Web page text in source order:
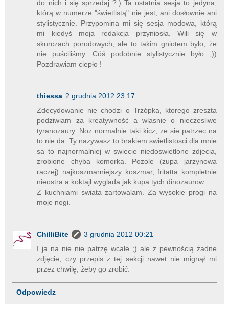
do nich i się sprzedaj ?:) Ta ostatnia sesja to jedyna,
którą w numerze "świetlistą" nie jest, ani dosłownie ani
stylistycznie. Przypomina mi się sesja modowa, którą
mi kiedyś moja redakcja przyniosła. Wili się w
skurczach porodowych, ale to takim gniotem było, że
nie puściliśmy. Cóś podobnie stylistycznie było ;))
Pozdrawiam ciepło !
thiessa 2 grudnia 2012 23:17
Zdecydowanie nie chodzi o Trzópka, ktorego zreszta
podziwiam za kreatywność a wlasnie o nieczesliwe
tyranozaury. Noz normalnie taki kicz, ze sie patrzec na
to nie da. Ty nazywasz to brakiem swietlistosci dla mnie
sa to najnormalniej w swiecie niedoswietlone zdjecia,
zrobione chyba komorka. Pozole (zupa jarzynowa
raczej) najkoszmarniejszy koszmar, fritatta kompletnie
nieostra a koktajl wyglada jak kupa tych dinozaurow.
Z kuchniami swiata zartowalam. Za wysokie progi na
moje nogi.
ChilliBite
3 grudnia 2012 00:21
I ja na nie nie patrzę wcale ;) ale z pewnością żadne
zdjęcie, czy przepis z tej sekcji nawet nie mignął mi
przez chwilę, żeby go zrobić.
Odpowiedz